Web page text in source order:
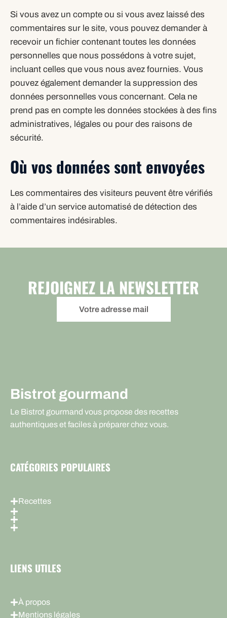
Si vous avez un compte ou si vous avez laissé des
commentaires sur le site, vous pouvez demander à
recevoir un fichier contenant toutes les données
personnelles que nous possédons à votre sujet,
incluant celles que vous nous avez fournies. Vous
pouvez également demander la suppression des
données personnelles vous concernant. Cela ne
prend pas en compte les données stockées à des fins
administratives, légales ou pour des raisons de
sécurité.
Où vos données sont envoyées
Les commentaires des visiteurs peuvent être vérifiés
à l’aide d’un service automatisé de détection des
commentaires indésirables.
REJOIGNEZ LA NEWSLETTER
Votre adresse mail
Bistrot gourmand
Le Bistrot gourmand vous propose des recettes
authentiques et faciles à préparer chez vous.
CATÉGORIES POPULAIRES
Recettes
LIENS UTILES
À propos
Mentions légales